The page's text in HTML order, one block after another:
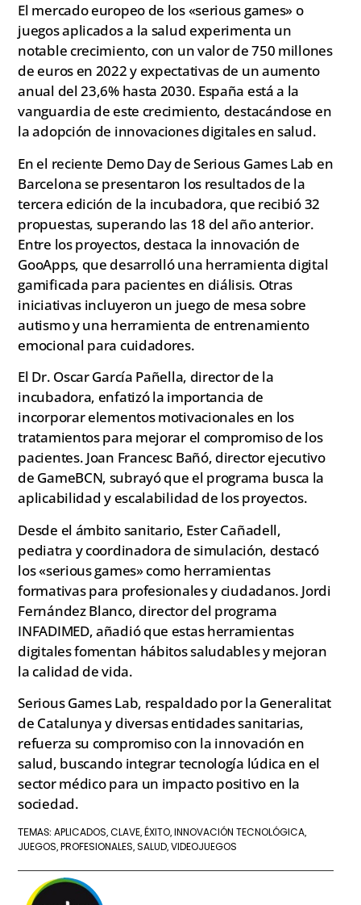
El mercado europeo de los «serious games» o
juegos aplicados a la salud experimenta un
notable crecimiento, con un valor de 750 millones
de euros en 2022 y expectativas de un aumento
anual del 23,6% hasta 2030. España está a la
vanguardia de este crecimiento, destacándose en
la adopción de innovaciones digitales en salud.
En el reciente Demo Day de Serious Games Lab en
Barcelona se presentaron los resultados de la
tercera edición de la incubadora, que recibió 32
propuestas, superando las 18 del año anterior.
Entre los proyectos, destaca la innovación de
GooApps, que desarrolló una herramienta digital
gamificada para pacientes en diálisis. Otras
iniciativas incluyeron un juego de mesa sobre
autismo y una herramienta de entrenamiento
emocional para cuidadores.
El Dr. Oscar García Pañella, director de la
incubadora, enfatizó la importancia de
incorporar elementos motivacionales en los
tratamientos para mejorar el compromiso de los
pacientes. Joan Francesc Bañó, director ejecutivo
de GameBCN, subrayó que el programa busca la
aplicabilidad y escalabilidad de los proyectos.
Desde el ámbito sanitario, Ester Cañadell,
pediatra y coordinadora de simulación, destacó
los «serious games» como herramientas
formativas para profesionales y ciudadanos. Jordi
Fernández Blanco, director del programa
INFADIMED, añadió que estas herramientas
digitales fomentan hábitos saludables y mejoran
la calidad de vida.
Serious Games Lab, respaldado por la Generalitat
de Catalunya y diversas entidades sanitarias,
refuerza su compromiso con la innovación en
salud, buscando integrar tecnología lúdica en el
sector médico para un impacto positivo en la
sociedad.
TEMAS:APLICADOS,CLAVE, ÉXITO, INNOVACIÓN TECNOLÓGICA,
JUEGOS, PROFESIONALES,SALUD,VIDEOJUEGOS